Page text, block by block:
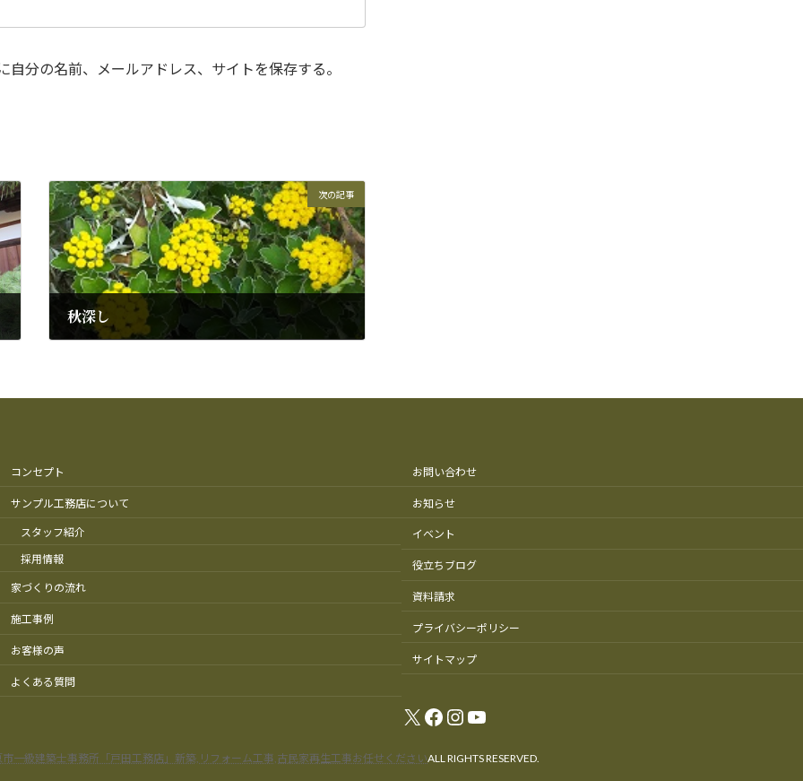
分の名前、メールアドレス、サイトを保存する。
次の記事
秋深し
コンセプト
サンプル工務店について
スタッフ紹介
採用情報
家づくりの流れ
施工事例
お客様の声
よくある質問
お問い合わせ
お知らせ
イベント
役立ちブログ
資料請求
プライバシーポリシー
サイトマップ
X Facebook
Instagram
YouTube
一級建築士事務所「戸田工務店」新築,リフォーム工事,古民家再生工事お任せくださいALL RIGHTS RESERVED.